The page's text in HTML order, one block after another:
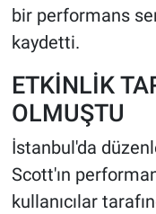
bir performans
kaydetti.
ETKİNLİK
OLMUŞTU
İstanbul'da
Scott'ın
kullanıcılar